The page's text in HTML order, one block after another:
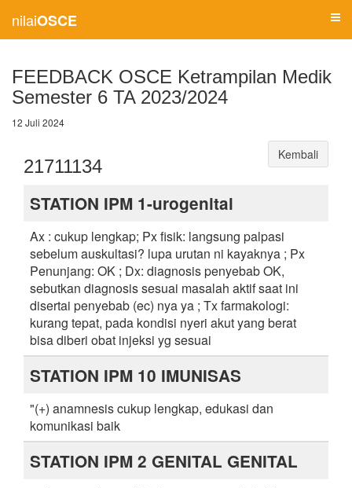
nilaiOSCE
FEEDBACK OSCE Ketrampilan Medik
Semester 6 TA 2023/2024
12 Juli 2024
21711134
Kembali
STATION IPM 1-urogenital
Ax : cukup lengkap; Px fisik: langsung palpasi
sebelum auskultasi? lupa urutan ni kayaknya ; Px
Penunjang: OK ; Dx: diagnosis penyebab OK,
sebutkan diagnosis sesuai masalah aktif saat ini
disertai penyebab (ec) nya ya ; Tx farmakologi:
kurang tepat, pada kondisi nyeri akut yang berat
bisa diberi obat injeksi yg sesuai
STATION IPM 10 IMUNISAS
"(+) anamnesis cukup lengkap, edukasi dan
komunikasi baik
STATION IPM 2 GENITAL GENITAL